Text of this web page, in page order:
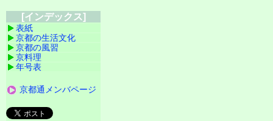
[インデックス]
表紙
京都の生活文化
京都の風習
京料理
年号表
京都通メンバページ